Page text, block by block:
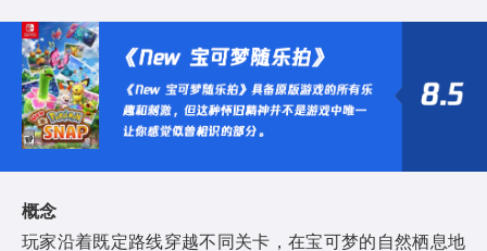
概念
玩家沿着既定路线穿越不同关卡，在宝可梦的自然栖息地